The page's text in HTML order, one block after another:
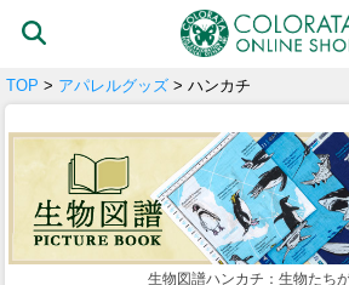
TOP > アパレルグッズ > ハンカチ
生物図譜ハンカチ：生物たちが